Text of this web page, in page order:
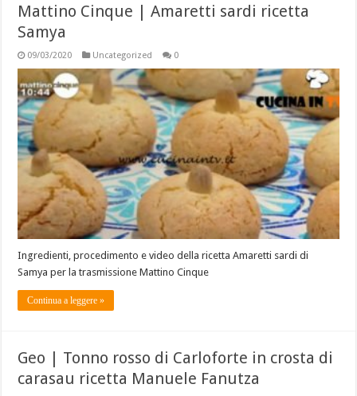
Mattino Cinque | Amaretti sardi ricetta
Samya
09/03/2020 Uncategorized 0
Ingredienti, procedimento e video della ricetta Amaretti sardi di
Samya per la trasmissione Mattino Cinque
Continua a leggere »
Geo | Tonno rosso di Carloforte in crosta di
carasau ricetta Manuele Fanutza